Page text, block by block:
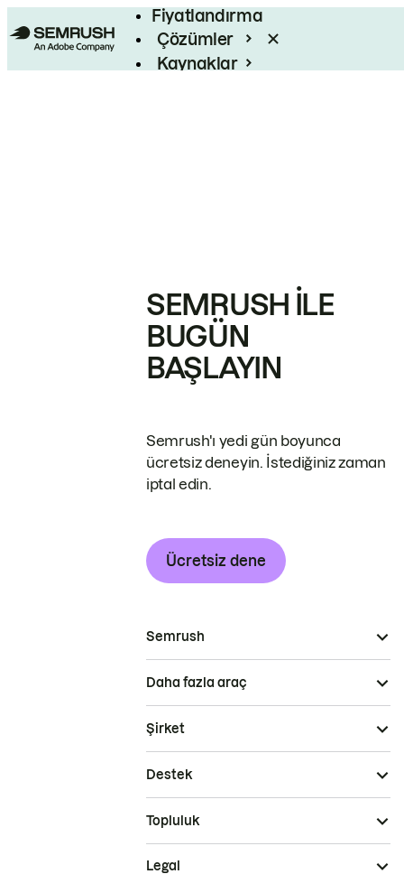
Fiyatlandırma
Çözümler
Kaynaklar
SEMRUSH ILE
BUGÜN
BAŞLAYIN
Semrush'ı yedi gün boyunca
ücretsiz deneyin. İstediğiniz zaman
iptal edin.
Ücretsiz dene
Semrush
Daha fazla araç
Şirket
Destek
Topluluk
Legal